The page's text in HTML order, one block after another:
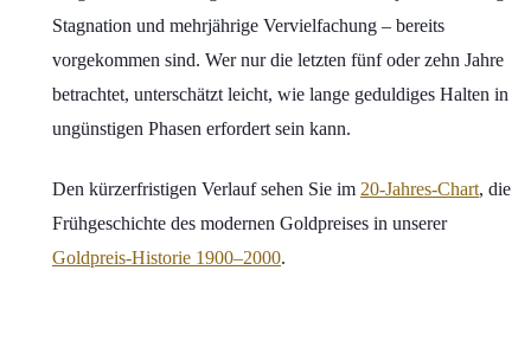
Stagnation und mehrjährige Vervielfachung – bereits
vorgekommen sind. Wer nur die letzten fünf oder zehn Jahre
betrachtet, unterschätzt leicht, wie lange geduldiges Halten in
ungünstigen Phasen erfordert sein kann.
Den kürzerfristigen Verlauf sehen Sie im 20-Jahres-Chart, die
Frühgeschichte des modernen Goldpreises in unserer
Goldpreis-Historie 1900–2000.